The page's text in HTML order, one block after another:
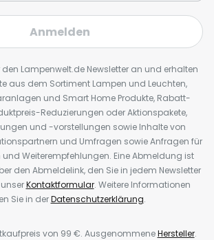
Anmelden
den Lampenwelt.de Newsletter an und erhalten
aus dem Sortiment Lampen und Leuchten,
und Smart Home Produkte, Rabatt-
Reduzierungen oder Aktionspakete,
und -vorstellungen sowie Inhalte von
und Umfragen sowie Anfragen für
Weiterempfehlungen. Eine Abmeldung ist
den Abmeldelink, den Sie in jedem Newsletter
Kontaktformular. Weitere Informationen
Sie in derDatenschutzerklärung.
von 99 €. AusgenommeneHersteller.